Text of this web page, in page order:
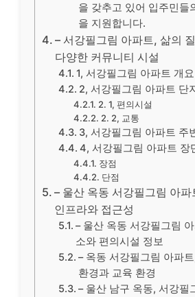
을 갖추고 있어 입주민들
을 지원합니다.
– 서강필그림 아파트, 삶의
다양한 커뮤니티 시설
1, 서강필그림 아파트 개요
2, 서강필그림 아파트 단
2. 1, 편의시설
2. 2, 교통
3, 서강필그림 아파트 주
4, 서강필그림 아파트 장
장점
단점
– 울산 옥동 서강필그림 아
인프라와 접근성
– 울산 옥동 서강필그림
소와 편의시설 정보
– 옥동 서강필그림 아파
환경과 교육 환경
– 울산 남구 옥동, 서강필